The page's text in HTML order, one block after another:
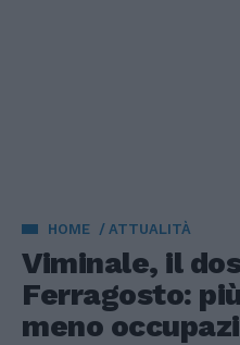
HOME ATTUALITÀ
Viminale, il
Ferragosto:
meno